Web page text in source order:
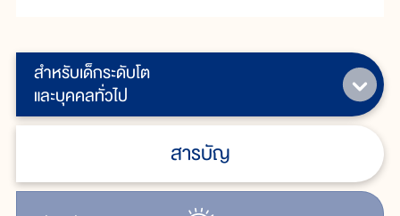
สำหรับเด็กระดับโต
และบุคคลทั่วไป
สารบัญ